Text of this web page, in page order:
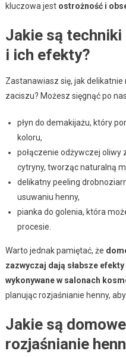
kluczowa jest ostrożność i
Jakie są techniki
i ich efekty?
Zastanawiasz się, jak
zaciszu? Możesz sięgnąć po
płyn do demakijażu, który
koloru,
połączenie odżywczej oliwy
cytryny, tworząc naturalną
delikatny peeling
usuwaniu henny,
pianka do golenia, która
procesie.
Warto jednak pamiętać, że
zazwyczaj dają słabsze
wykonywane w salonach
planując rozjaśnianie henny,
Jakie są
rozjaśnianie